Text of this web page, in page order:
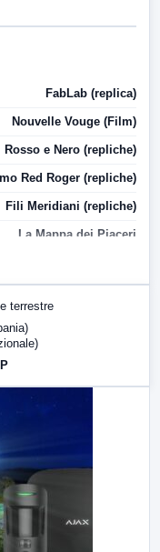
FabLab (replica)
Nouvelle Vouge (Film)
Rosso e Nero (repliche)
Red Roger (repliche)
Fili Meridiani (repliche)
La Mappa dei Piaceri
terrestre